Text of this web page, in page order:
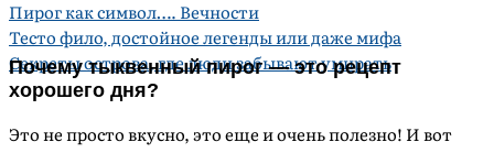
Пирог как символ…. Вечности
Тесто фило, достойное легенды или даже мифа
Секреты острова, где люди забывают умирать
Почему тыквенный пирог — это рецепт
хорошего дня?
Это не просто вкусно, это еще и очень полезно! И вот